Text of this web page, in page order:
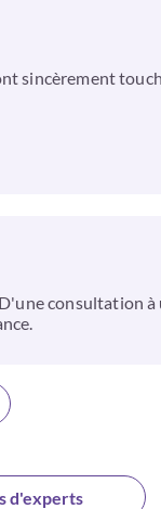
sincèrement
consultation
d'experts